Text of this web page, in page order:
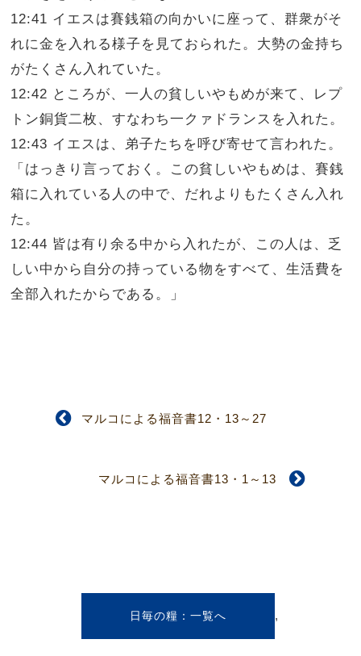
12:41 イエスは賽銭箱の向かいに座って、群衆がそ
れに金を入れる様子を見ておられた。大勢の金持ち
がたくさん入れていた。
12:42 ところが、一人の貧しいやもめが来て、レプ
トン銅貨二枚、すなわち一クァドランスを入れた。
12:43 イエスは、弟子たちを呼び寄せて言われた。
「はっきり言っておく。この貧しいやもめは、賽銭
箱に入れている人の中で、だれよりもたくさん入れ
た。
12:44 皆は有り余る中から入れたが、この人は、乏
しい中から自分の持っている物をすべて、生活費を
全部入れたからである。」
マルコによる福音書12・13～27
マルコによる福音書13・1～13
日毎の糧 ,